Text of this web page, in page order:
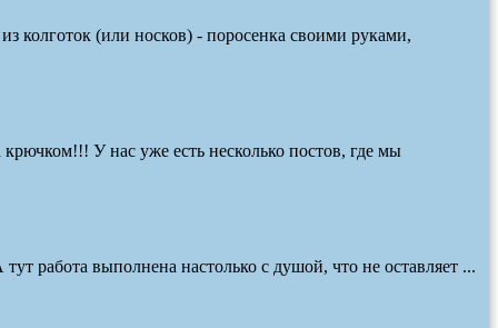
колготок (или носков) - поросенка своими руками,
крючком!!! У нас уже есть несколько постов, где мы
работа выполнена настолько с душой, что не оставляет ...